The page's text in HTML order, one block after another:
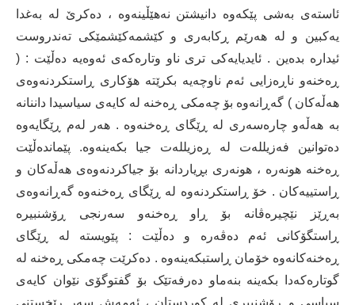
ئاستەی بەشی پێکەوە دانیشتن نەهێڵینەوە ، دەکرێ لە بەغدا
یەکبین و لە هەرێم ڕکابەری و کێشمەکێشمێکی تەندروست
ئیدارە بدەین . ئایدیایەکی تری ناو وتارەکەی ئەوەیە دەڵێت : (
ڕەخنەو ناڕەزایی ئەم ناوچەیە بکرێتە هۆکاری ڕاستکردنەوەی
هەڵەکان ) گەڕانەوە بۆ چەمکی ڕەخنە لە کایەی سیاسیدا داننانە
بە هەڵەو چارەسەری لە ڕێگای ڕەخنەوە . هەر لەم ڕێگایەوە
دەتوانین فەزیللەت لە ڕەزیللەت جیا بکەینەوە. پێماندەڵێت
ڕەخنە هونەرە ، هونەری بڕیاردانە بۆ جیاکردنەوەی هەڵەکان و
ڕاستییەکان . خۆ ڕاستکردنەوە لە ڕێگای ڕەخنەوە گەڕانەوەی
بەڕێز نێچیرەڤانە بۆ ڕاو ڕەخنەو سەرنجی ڕۆشنبیرە
ڕاستگۆکانی ئەم دەڤەرە و دەڵێت : پێویستە لە ڕێگای
ڕەخنەکانەوە خۆمان ڕاستبکەینەوە . دەکرێت چەمکی ڕەخنە لە
گوتارەکەدا بکەینە بنەماو دەرفەتێک بۆ گفتوگۆی نێوان کایەی
سیاسی و ڕۆشنبیری لە کوردستان ، ئەمەش سەر ڕێخستنی